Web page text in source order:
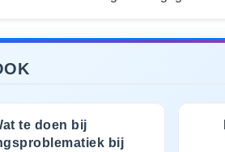
te doen bij
bij